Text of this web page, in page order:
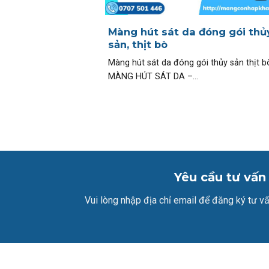
Màng hút sát da đóng gói
sản, thịt bò
Màng hút sát da đóng gói thủy sản thịt
MÀNG HÚT SÁT DA –...
Yêu cầu tư vấn
Vui lòng nhập địa chỉ email để đăng ký tư